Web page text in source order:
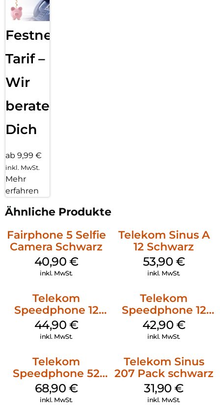
sämtliche Datendienste und Komfortfunktionen bereit, die
bequem über die benutzerfreundliche Oberfläche gesteuert
werden können. Alle Sprach-, Audio- und Steuerdaten werden
dabei sicher per DECT-Funk verschlüsselt übertragen. Mit
aktiviertem DECT Eco Mode schalten FRITZ!Box und
Handgeräte den DECT-Funk im Standby-Betrieb vollständig
ab – für maximale Effizienz und Sicherheit.
Komfortable Bedienung von FRITZ!Box-Funktionen
Empfang von E-Mails, RSS- Feeds, Webradio und Podcasts
Ab Werk sicher verschlüsselte Sprachübertragung
Update mit neuen Funktionen per Tastendruck
DECT-Eco: automatische Funkabschaltung im Stand-by
Festnetz
Tarif –
Wir
beraten
Dich
ab 9,99 €
inkl. MwSt.
Mehr
erfahren
Ähnliche Produkte
Fairphone 5 Selfie
Camera Schwarz
40,90 €
inkl. MwSt.
Telekom Sinus A
12 Schwarz
53,90 €
inkl. MwSt.
Telekom
Speedphone 12
Petrol
44,90 €
inkl. MwSt.
Telekom
Speedphone 12
Schwarz
42,90 €
inkl. MwSt.
Telekom
Speedphone 52
Schwarz
68,90 €
inkl. MwSt.
Telekom Sinus
207 Pack schwarz
31,90€
inkl. MwSt.